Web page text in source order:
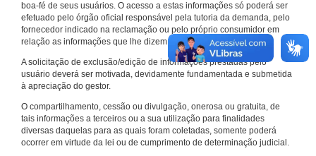
boa-fé de seus usuários. O acesso a estas informações só poderá ser
efetuado pelo órgão oficial responsável pela tutoria da demanda, pelo
fornecedor indicado na reclamação ou pelo próprio consumidor em
relação as informações que lhe dizem respeito.
A solicitação de exclusão/edição de informações prestadas pelo
usuário deverá ser motivada, devidamente fundamentada e submetida
à apreciação do gestor.
O compartilhamento, cessão ou divulgação, onerosa ou gratuita, de
tais informações a terceiros ou a sua utilização para finalidades
diversas daquelas para as quais foram coletadas, somente poderá
ocorrer em virtude da lei ou de cumprimento de determinação judicial.